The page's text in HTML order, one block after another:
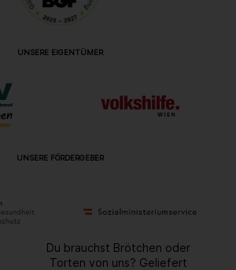
Du brauchst Brötchen oder
Torten von uns? Geliefert
UNSERE EIGENTÜMER
UNSERE FÖRDERGEBER